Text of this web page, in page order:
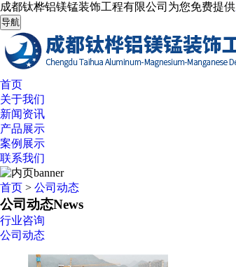
成都钛桦铝镁锰装饰工程有限公司为您免费提供
导航
首页
关于我们
新闻资讯
产品展示
案例展示
联系我们
首页 > 公司动态
公司动态News
行业咨询
公司动态